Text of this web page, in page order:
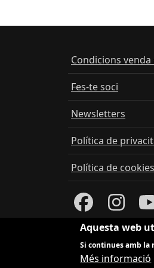
Condicions
Fes-te soci
Newsletters
Política de
Política de cookies
Aquesta web
Si continues amb la
Més informació